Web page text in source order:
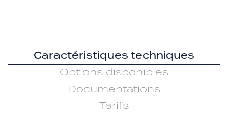
Caractéristiques techniques
Options disponibles
Documentations
Tarifs